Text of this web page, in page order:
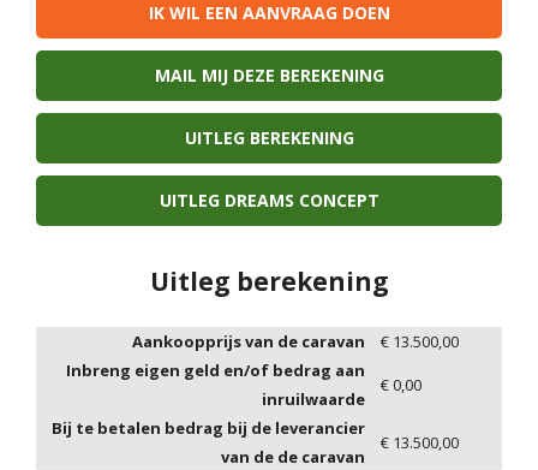
IK WIL EEN AANVRAAG DOEN
MAIL MIJ DEZE BEREKENING
UITLEG BEREKENING
UITLEG DREAMS CONCEPT
Uitleg berekening
Aankoopprijs van de caravan € 13.500,00
Inbreng eigen geld en/of bedrag aan
inruilwaarde
€0,00
Bij te betalen bedrag bij de leverancier
van de de caravan
€ 13.500,00